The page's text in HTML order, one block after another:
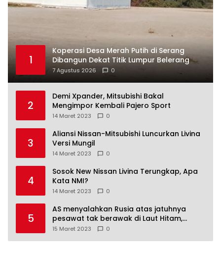
1
Koperasi Desa Merah Putih di Serang
Dibangun Dekat Titik Lumpur Belerang
7 Agustus 2026 0
2
Demi Xpander, Mitsubishi Bakal
Mengimpor Kembali Pajero Sport
14 Maret 2023 0
3
Aliansi Nissan-Mitsubishi Luncurkan Livina
Versi Mungil
14 Maret 2023 0
4
Sosok New Nissan Livina Terungkap, Apa
Kata NMI?
14 Maret 2023 0
5
AS menyalahkan Rusia atas jatuhnya
pesawat tak berawak di Laut Hitam,
Moskow menyangkal
15 Maret 2023 0